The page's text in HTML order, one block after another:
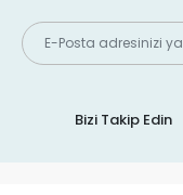
Bizi Takip Edin